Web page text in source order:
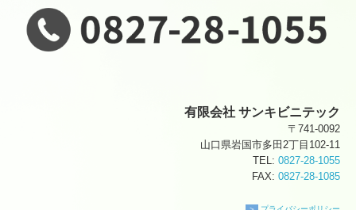
有限会社 サンキビニテック
〒741-0092
山口県岩国市多田2丁目102-11
TEL: 0827-28-1055
FAX: 0827-28-1085